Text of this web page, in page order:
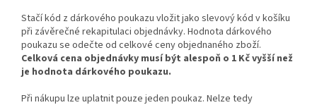
Stačí kód z dárkového poukazu vložit jako slevový kód v košíku
při závěrečné rekapitulaci objednávky. Hodnota dárkového
poukazu se odečte od celkové ceny objednaného zboží.
Celková cena objednávky musí být alespoň o 1 Kč vyšší než
je hodnota dárkového poukazu.
Při nákupu lze uplatnit pouze jeden poukaz. Nelze tedy